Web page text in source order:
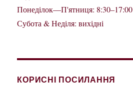
Понеділок—П'ятниця: 8:30–17:00
Субота & Неділя: вихідні
КОРИСНІ ПОСИЛАННЯ